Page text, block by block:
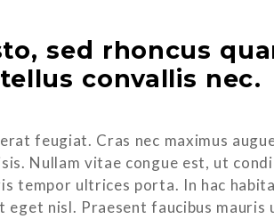
sed rhoncus
convallis nec.
feugiat. Cras nec maximus
Nullam vitae congue est, ut
ultrices porta. In hac
nisl. Praesent faucibus mauris